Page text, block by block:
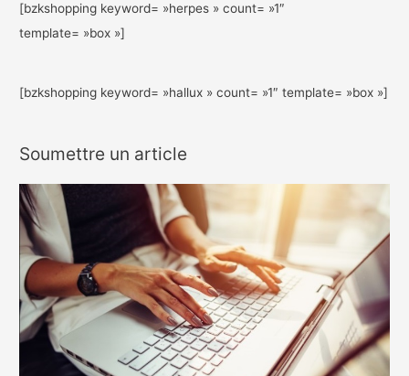
[bzkshopping keyword= »herpes » count= »1″
template= »box »]
[bzkshopping keyword= »hallux » count= »1″ template= »box »]
Soumettre un article